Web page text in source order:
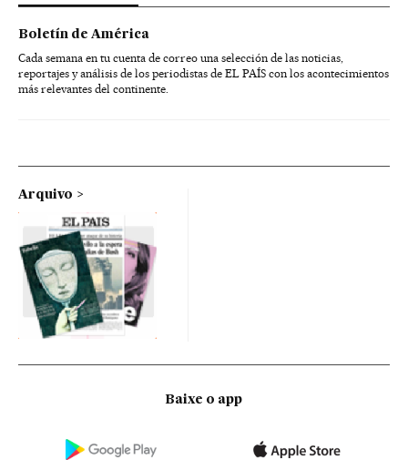
Boletín de América
Cada semana en tu cuenta de correo una selección de las noticias,
reportajes y análisis de los periodistas de EL PAÍS con los acontecimientos
más relevantes del continente.
Arquivo
Baixe o app